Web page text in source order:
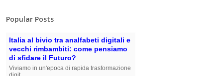
Popular Posts
Italia al bivio tra analfabeti digitali e
vecchi rimbambiti: come pensiamo
di sfidare il Futuro?
Viviamo in un'epoca di rapida trasformazione